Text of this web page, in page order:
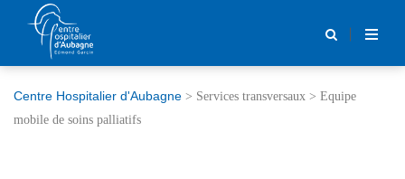
Centre Hospitalier d'Aubagne > Services transversaux > Equipe
mobile de soins palliatifs